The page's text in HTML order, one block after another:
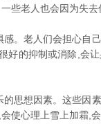
些老人也会因为失去
。老人们会担心自
好的抑制或消除,会
想因素。这些因素
使心理上雪上加霜,会